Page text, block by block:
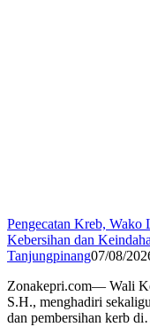
Pengecatan Kreb, Wako
Kebersihan dan
Tanjungpinang07/08/
Zonakepri.com— Wali
S.H., menghadiri
dan pembersihan kerb